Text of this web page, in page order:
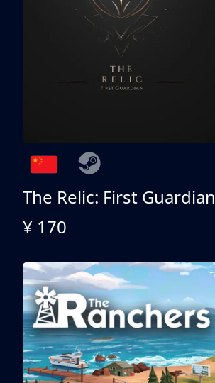
The Relic: First Guardian
¥ 170